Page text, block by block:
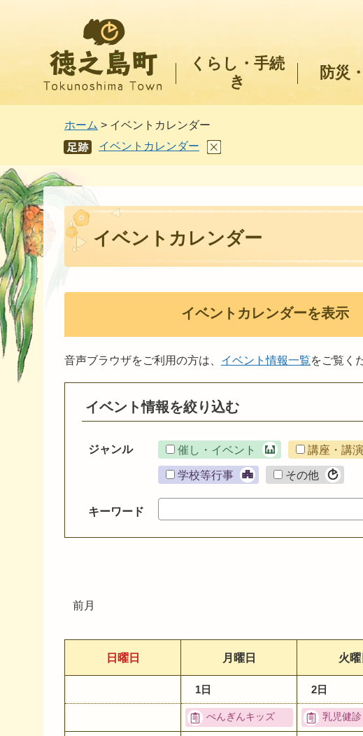
くらし・手続
き
防災
ホーム > イベントカレンダー
あし
あと
イベントカレンダー
イベントカレンダー
イベントカレンダーを表示
音声ブラウザをご利用の方は、 イベント情報一覧をご覧く
イベント情報を絞り込む
ジャンル 催し・イベント 講座・講演
学校等行事 その他
キーワード
前月
日曜日 月曜日 火曜
1日 2日
ぺんぎんキッズ 乳児健診